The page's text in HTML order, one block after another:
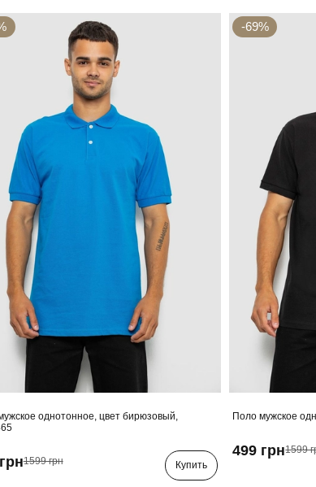
однотонное, цвет бирюзовый,
1599 грн Купить
-69%
Поло мужское
499 грн1599